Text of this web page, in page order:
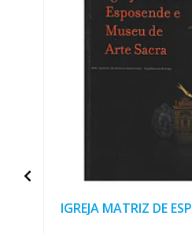
IGREJA MATRIZ DE